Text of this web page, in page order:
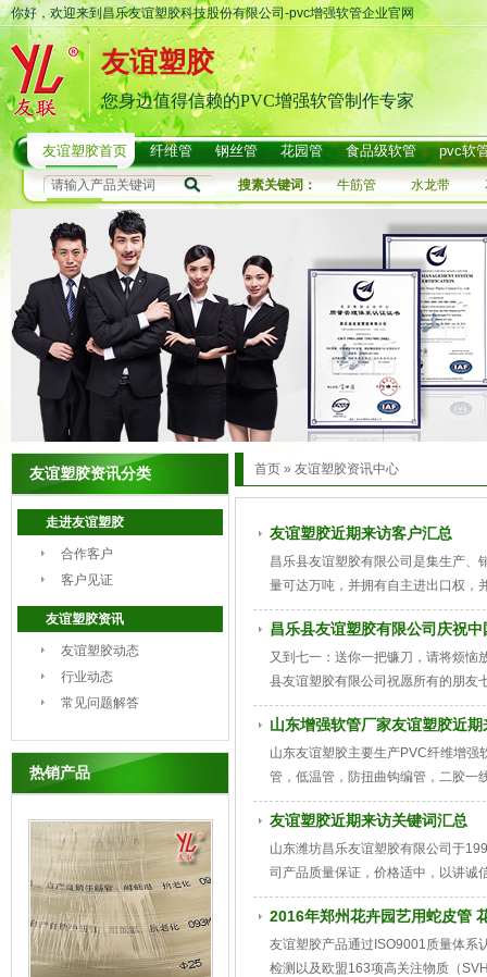
你好，欢迎来到昌乐友谊塑胶科技股份有限公司-pvc增强软管企业官网
友谊塑胶
您身边值得信赖的PVC增强软管制作专家
友谊塑胶首页 纤维管 钢丝管 花园管 食品级软管 pvc软
搜素关键词： 牛筋管 水龙带
友谊塑胶资讯分类
走进友谊塑胶
合作客户
客户见证
友谊塑胶资讯
友谊塑胶动态
行业动态
常见问题解答
热销产品
首页 » 友谊塑胶资讯中心
友谊塑胶近期来访客户汇总
昌乐县友谊塑胶有限公司是集生产、
量可达万吨，并拥有自主进出口权，
等荣誉，同时被省塑料协会评为
昌乐县友谊塑胶有限公司庆祝
又到七一：送你一把镰刀，请将烦恼
县友谊塑胶有限公司祝愿所有的朋友
山东增强软管厂家友谊塑胶近
山东友谊塑胶主要生产PVC纤维增
管，低温管，防扭曲钩编管，二胶一
用软管，牛筋管，网纹管，蛇皮管，
友谊塑胶近期来访关键词汇总
山东潍坊昌乐友谊塑胶有限公司于
司产品质量保证，价格适中，以讲诚
2016年郑州花卉园艺用蛇皮管
友谊塑胶产品通过ISO9001质量体系
检测以及欧盟163项高关注物质（